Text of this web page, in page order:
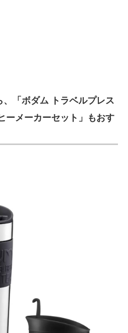
、「ボダム トラベルプレス
ーメーカーセット」もおす